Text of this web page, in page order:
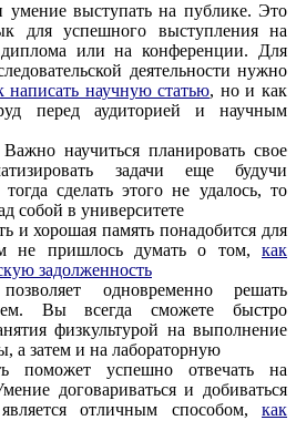
умение выступать на публике. Это
для успешного выступления на
или на конференции. Для
деятельности нужно
написать научную статью, но и как
перед аудиторией и научным
научиться планировать свое
задачи еще будучи
сделать этого не удалось, то
собой в университете
и хорошая память понадобится для
не пришлось думать о том, как
задолженность
позволяет одновременно решать
Вы всегда сможете быстро
физкультурой на выполнение
а затем и на лабораторную
поможет успешно отвечать на
договариваться и добиваться
является отличным способом, как